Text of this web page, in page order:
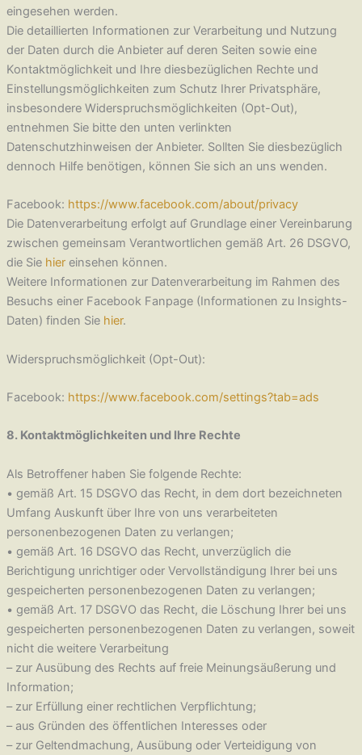
eingesehen werden.
Die detaillierten Informationen zur Verarbeitung und Nutzung
der Daten durch die Anbieter auf deren Seiten sowie eine
Kontaktmöglichkeit und Ihre diesbezüglichen Rechte und
Einstellungsmöglichkeiten zum Schutz Ihrer Privatsphäre,
insbesondere Widerspruchsmöglichkeiten (Opt-Out),
entnehmen Sie bitte den unten verlinkten
Datenschutzhinweisen der Anbieter. Sollten Sie diesbezüglich
dennoch Hilfe benötigen, können Sie sich an uns wenden.
Facebook: https://www.facebook.com/about/privacy
Die Datenverarbeitung erfolgt auf Grundlage einer Vereinbarung
zwischen gemeinsam Verantwortlichen gemäß Art. 26 DSGVO,
die Sie hiereinsehen können.
Weitere Informationen zur Datenverarbeitung im Rahmen des
Besuchs einer Facebook Fanpage (Informationen zu Insights-
Daten) finden Sie hier.
Widerspruchsmöglichkeit (Opt-Out):
Facebook: https://www.facebook.com/settings?tab=ads
8. Kontaktmöglichkeiten und Ihre Rechte
Als Betroffener haben Sie folgende Rechte:
• gemäß Art. 15 DSGVO das Recht, in dem dort bezeichneten
Umfang Auskunft über Ihre von uns verarbeiteten
personenbezogenen Daten zu verlangen;
• gemäß Art. 16 DSGVO das Recht, unverzüglich die
Berichtigung unrichtiger oder Vervollständigung Ihrer bei uns
gespeicherten personenbezogenen Daten zu verlangen;
• gemäß Art. 17 DSGVO das Recht, die Löschung Ihrer bei uns
gespeicherten personenbezogenen Daten zu verlangen, soweit
nicht die weitere Verarbeitung
– zur Ausübung des Rechts auf freie Meinungsäußerung und
Information;
– zur Erfüllung einer rechtlichen Verpflichtung;
– aus Gründen des öffentlichen Interesses oder
– zur Geltendmachung, Ausübung oder Verteidigung von